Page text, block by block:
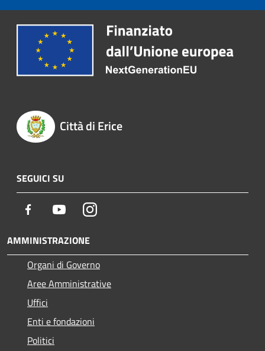
Città di Erice
SEGUICI SU
Facebook YoutubeInstagram
AMMINISTRAZIONE
Organi di Governo
Aree Amministrative
Uffici
Enti e fondazioni
Politici